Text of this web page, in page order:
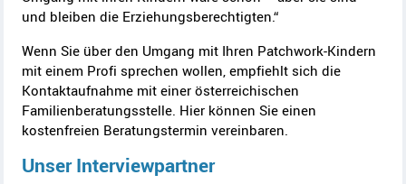
und bleiben die Erziehungsberechtigten.“
Wenn Sie über den Umgang mit Ihren Patchwork-Kindern
mit einem Profi sprechen wollen, empfiehlt sich die
Kontaktaufnahme mit einer österreichischen
Familienberatungsstelle. Hier können Sie einen
kostenfreien Beratungstermin vereinbaren.
Unser Interviewpartner